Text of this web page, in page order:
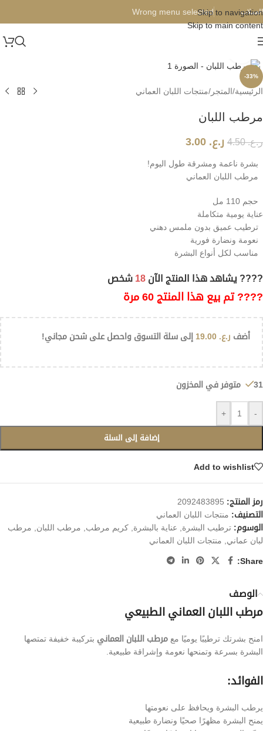
Skip to navigation
Skip to main content
العملات Wrong menu selected
-33%
الرئيسية/المتجر /منتجات اللبان العماني
مرطب اللبان
ر.ع.4.50 ر.ع.
بشرة ناعمة ومشرقة طول اليوم!
مرطب اللبان العماني
حجم 110 مل
عناية يومية متكاملة
ترطيب عميق بدون ملمس دهني
نعومة ونضارة فورية
مناسب لكل أنواع البشرة
???? يشاهد هذا المنتج الآن 18 شخص
???? تم بيع هذا المنتج 60 مرة
أضف ر.ع. إلى سلة التسوق واحصل على شحن مجاني!
31 متوفر في المخزون
-
+
إضافة إلى السلة
Add to wishlist
رمز المنتج: 2092483895
التصنيف: منتجات اللبان العماني
الوسوم: ترطيب البشرة, عناية بالبشرة, كريم مرطب, مرطب اللبان, مرطب
لبان عماني, منتجات اللبان العماني
Share:
الوصف
مرطب اللبان العماني الطبيعي
امنح بشرتك ترطيبًا يوميًا مع مرطب اللبان العماني بتركيبة خفيفة تمتصها
البشرة بسرعة وتمنحها نعومة وإشراقة طبيعية.
الفوائد:
يرطب البشرة ويحافظ على نعومتها
يمنح البشرة مظهرًا صحيًا ونضارة طبيعية